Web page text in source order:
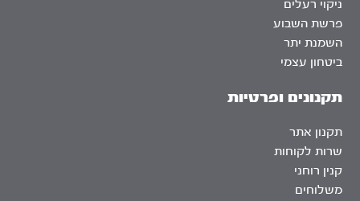
ניקוי רעלים
פרשת השבוע
השמנת יתר
ביטחון עצמי
תקנונים ופרטיות
תקנון אתר
שרות לקוחות
קנין רוחני
משלוחים